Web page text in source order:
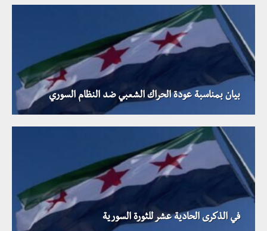
بيان بمناسبة عودة الحراك الشعبي ضد النظام السوري
في الذكرى الحادية عشر للثورة السورية